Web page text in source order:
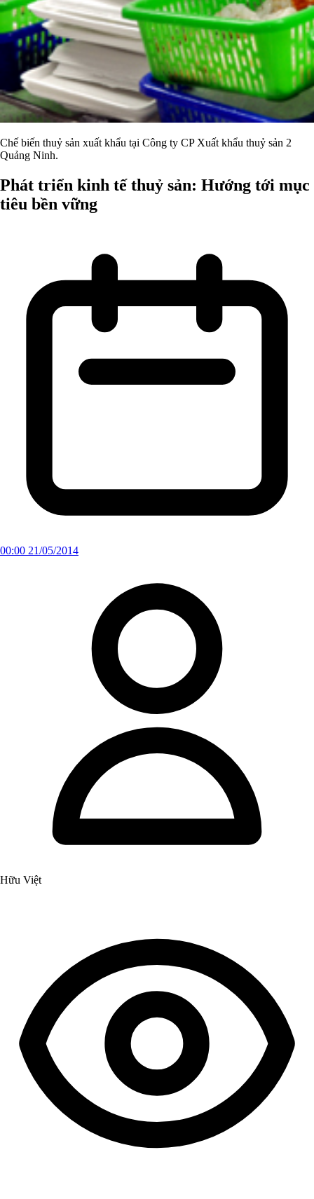
Chế biến thuỷ sản xuất khẩu tại Công ty CP Xuất khẩu thuỷ sản 2
Quảng Ninh.
Phát triển kinh tế thuỷ sản: Hướng tới mục
tiêu bền vững
00:00 21/05/2014
Hữu Việt